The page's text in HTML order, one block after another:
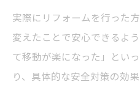
実際にリフォームを行った
変えたことで安心できるよ
て移動が楽になった」とい
り、具体的な安全対策の効